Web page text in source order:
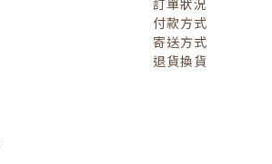
訂單狀況
付款方式
寄送方式
退貨換貨